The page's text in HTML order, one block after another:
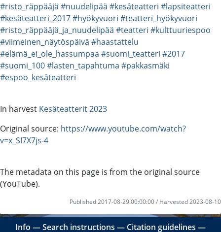
#risto_räppääjä #nuudelipää #kesäteatteri #lapsiteatteri
#kesäteatteri_2017#hyökyvuori #teatteri_hyökyvuori
#risto_räppääjä_ja_nuudelipää #teatteri #kulttuuriespoo
#viimeinen_näytöspäivä #haastattelu
#elämä_ei_ole_hassumpaa #suomi_teatteri #2017
#suomi_100#lasten_tapahtuma #pakkasmäki
#espoo_kesäteatteri
In harvest Kesäteatterit 2023
Original source: https://www.youtube.com/watch?
v=x_SI7X7js-4
The metadata on this page is from the original source
(YouTube).
Published 2017-08-29 00:00:00 / Harvested 2023-08-10
Info ―Search instructions ― Citation guidelines ―